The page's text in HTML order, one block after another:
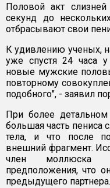
Половой акт
секунд до
отбрасывают свои
К удивлению ученых,
уже спустя 24 часа
новые мужские
повторному
подобного", - заявил
При более детальном
большая часть пениса
тела, и что после
внешний фрагмент.
член моллюска
предположения, что
предыдущего партнера.